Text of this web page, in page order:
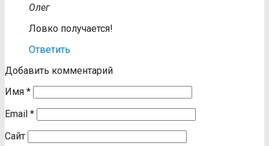
Олег
Ловко получается!
Ответить
Добавить комментарий
Имя *
Email *
Сайт